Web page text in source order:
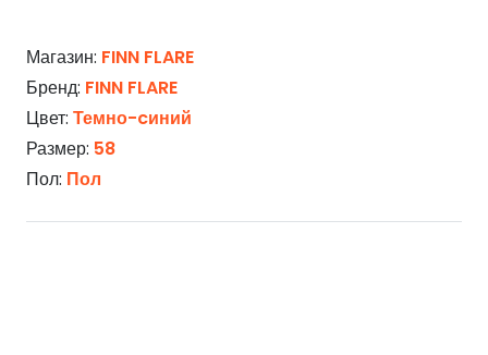
Магазин: FINN FLARE
Бренд: FINN FLARE
Цвет: Темно-cиний
Размер: 58
Пол: Пол